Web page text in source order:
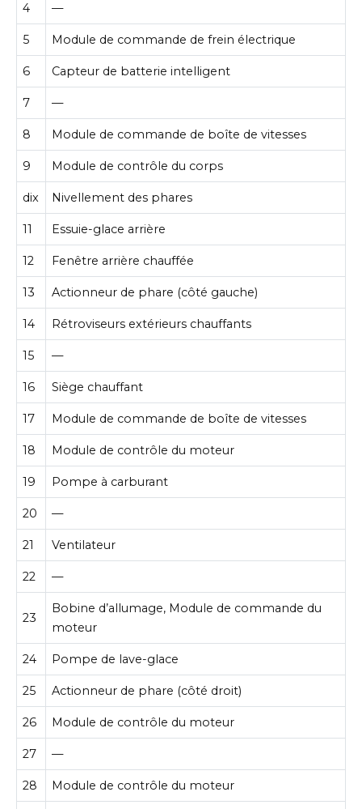
4 —
5 Module de commande de frein électrique
6 Capteur de batterie intelligent
7 —
8 Module de commande de boîte de vitesses
9 Module de contrôle du corps
dix Nivellement des phares
11 Essuie-glace arrière
12 Fenêtre arrière chauffée
13 Actionneur de phare (côté gauche)
14 Rétroviseurs extérieurs chauffants
15 —
16 Siège chauffant
17 Module de commande de boîte de vitesses
18 Module de contrôle du moteur
19 Pompe à carburant
20 —
21 Ventilateur
22 —
23
Bobine d’allumage, Module de commande du
moteur
24 Pompe de lave-glace
25 Actionneur de phare (côté droit)
26 Module de contrôle du moteur
27 —
28 Module de contrôle du moteur